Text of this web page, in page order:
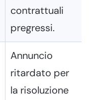
contrattuali
pregressi.
Annuncio
ritardato per
la risoluzione